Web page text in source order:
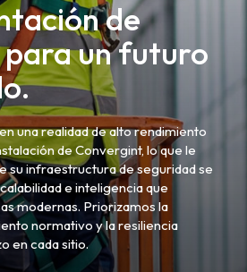
de
un futuro
una realidad de alto rendimiento
de Convergint, lo que le
su infraestructura de seguridad se
e inteligencia que
modernas. Priorizamos la
normativo y la resiliencia
en cada sitio.